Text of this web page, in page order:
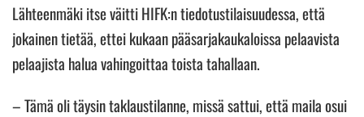
Lähteenmäki itse väitti HIFK:n tiedotustilaisuudessa, että
jokainen tietää, ettei kukaan pääsarjakaukaloissa pelaavista
pelaajista halua vahingoittaa toista tahallaan.
– Tämä oli täysin taklaustilanne, missä sattui, että maila osui